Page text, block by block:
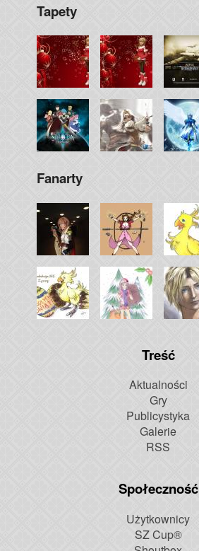
Tapety
Fanarty
Treść
Aktualności
Gry
Publicystyka
Galerie
RSS
Społeczność
Użytkownicy
SZ Cup®